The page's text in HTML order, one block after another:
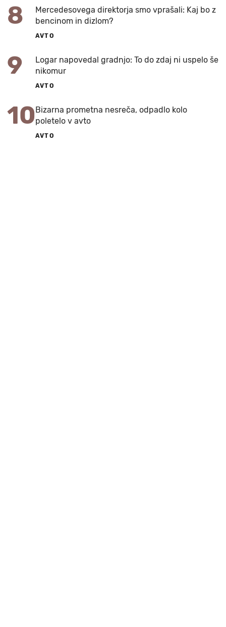
8
Mercedesovega direktorja smo vprašali: Kaj bo z
bencinom in dizlom?
AVTO
9
Logar napovedal gradnjo: To do zdaj ni uspelo še
nikomur
AVTO
10Bizarna prometna nesreča, odpadlo kolo
poletelo v avto
AVTO